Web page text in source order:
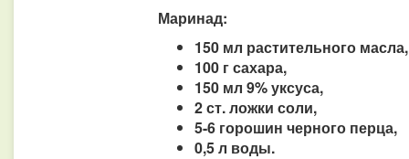
Маринад:
150 мл растительного масла,
100 г сахара,
150 мл 9% уксуса,
2 ст. ложки соли,
5-6 горошин черного перца,
0,5 л воды.